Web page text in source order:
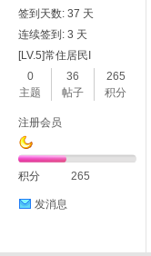
签到天数: 37 天
连续签到: 3 天
[LV.5]常住居民I
0
主题
36
帖子
265
积分
注册会员
积分 265
发消息